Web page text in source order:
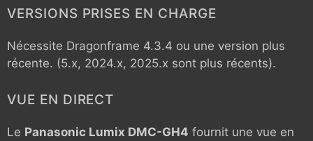
VERSIONS PRISES EN CHARGE
Nécessite Dragonframe 4.3.4 ou une version plus
récente. (5.x, 2024.x, 2025.x sont plus récents).
VUE EN DIRECT
Le Panasonic Lumix DMC-GH4 fournit une vue en